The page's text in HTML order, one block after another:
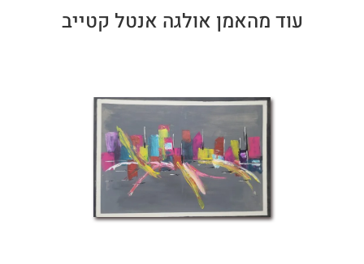
עוד מהאמן אולגה אנטל קטייב